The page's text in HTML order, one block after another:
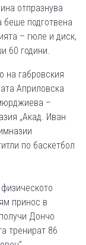
отпразнува
беше подготвена
– гюле и диск,
60 години.
на габровския
Априловска
–
„Акад. Иван
по баскетбол
принос в
Дончо
тренират 86